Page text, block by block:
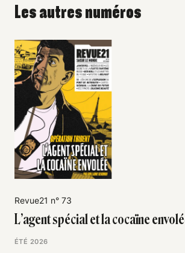
Les autres numéros
Revue21 n° 73
L’agent spécial et la cocaïne
ÉTÉ 2026